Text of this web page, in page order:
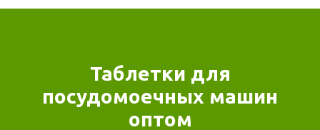
Таблетки для
посудомоечных машин
оптом